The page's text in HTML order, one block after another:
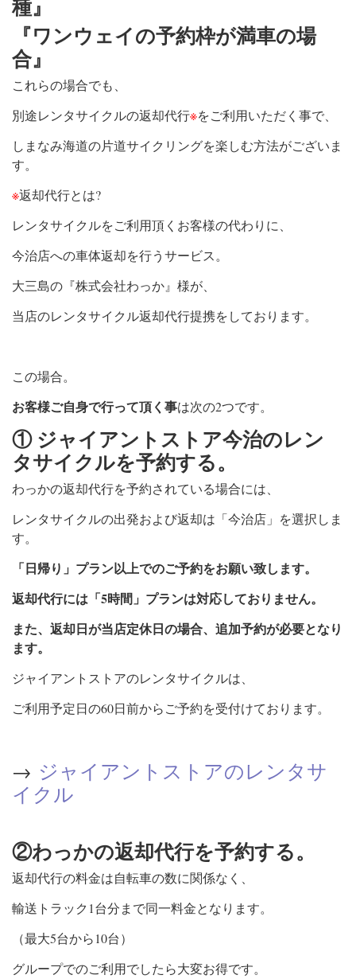
種』
『ワンウェイの予約枠が満車の場
合』
これらの場合でも、
別途レンタサイクルの返却代行※をご利用いただく事で、
しまなみ海道の片道サイクリングを楽しむ方法がございま
す。
※返却代行とは?
レンタサイクルをご利用頂くお客様の代わりに、
今治店への車体返却を行うサービス。
大三島の『株式会社わっか』様が、
当店のレンタサイクル返却代行提携をしております。
この場合。
お客様ご自身で行って頂く事は次の2つです。
① ジャイアントストア今治のレン
タサイクルを予約する。
わっかの返却代行を予約されている場合には、
レンタサイクルの出発および返却は「今治店」を選択しま
す。
「日帰り」プラン以上でのご予約をお願い致します。
返却代行には「5時間」プランは対応しておりません。
また、返却日が当店定休日の場合、追加予約が必要となり
ます。
ジャイアントストアのレンタサイクルは、
ご利用予定日の60日前からご予約を受付けております。
→ ジャイアントストアのレンタサ
イクル
②わっかの返却代行を予約する。
返却代行の料金は自転車の数に関係なく、
輸送トラック1台分まで同一料金となります。
（最大5台から10台）
グループでのご利用でしたら大変お得です。